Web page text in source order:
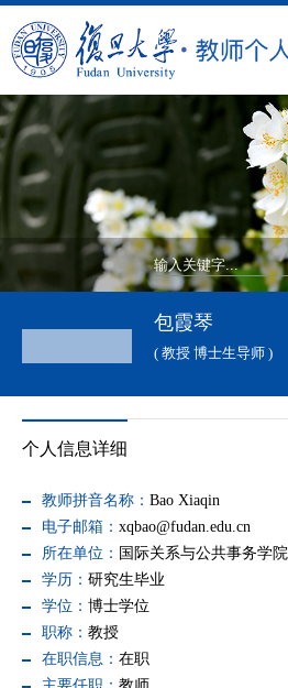
包霞琴
( 教授 博士生导师 )
个人信息详细
教师拼音名称： Bao Xiaqin
电子邮箱： xqbao@fudan.edu.cn
所在单位： 国际关系与公共事务学院
学历： 研究生毕业
学位： 博士学位
职称： 教授
在职信息： 在职